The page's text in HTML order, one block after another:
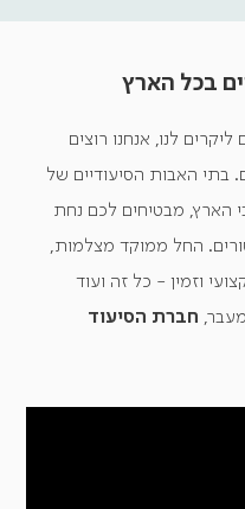
בכל הארץ
לנו, אנחנו רוצים
בתי האבות הסיעודיים של
הארץ, מבטיחים לכם נחת
החל ממוקד מצלמות,
וזמין - כל זה ועוד
חברת הסיעוד